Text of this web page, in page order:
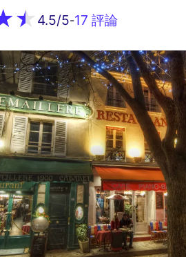
4.5/5-17 評論